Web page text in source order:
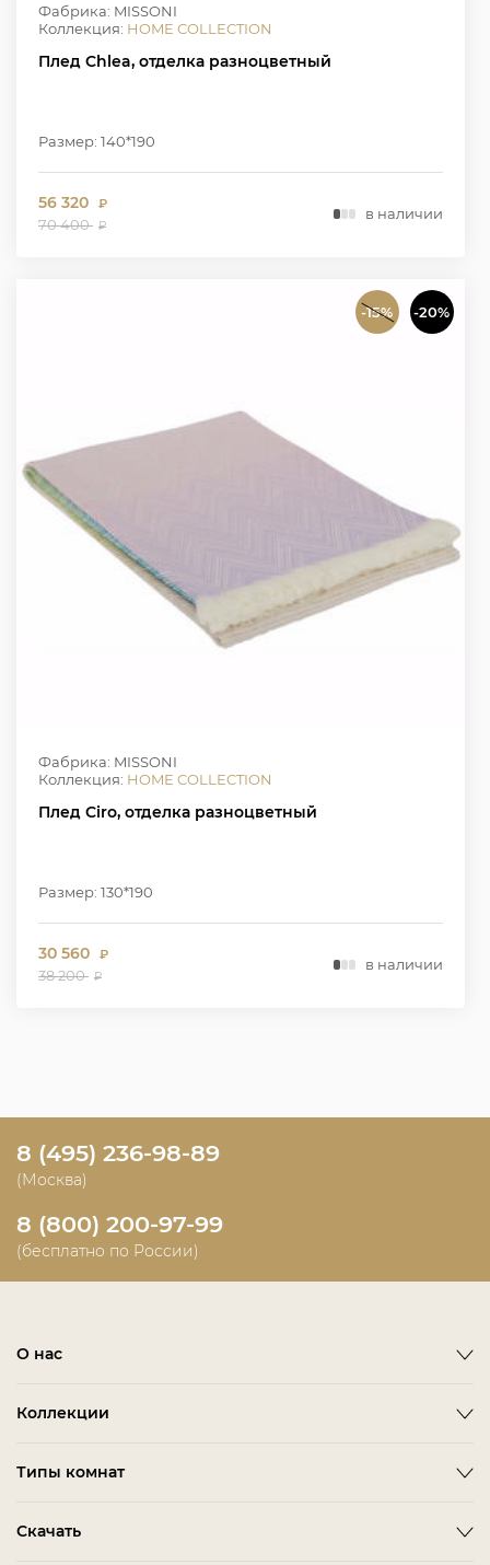
Фабрика: MISSONI
Коллекция: HOME COLLECTION
Плед Chlea, отделка разноцветный
Размер: 140*190
56 320 ₽
70 400 ₽
в наличии
-15% -20%
Фабрика: MISSONI
Коллекция: HOME COLLECTION
Плед Ciro, отделка разноцветный
Размер: 130*190
30 560 ₽
38 200 ₽
в наличии
8 (495) 236-98-89
(Москва)
8 (800) 200-97-99
(бесплатно по России)
О нас
Дизайнерам и дилерам
Как сделать заказ
Коллекции
ALBA
Типы комнат
Скачать